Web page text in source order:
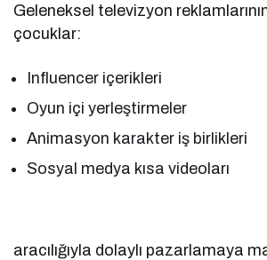
Geleneksel televizyon
çocuklar:
Influencer içerikleri
Oyun içi yerleştirmeler
Animasyon karakter iş birlikleri
Sosyal medya kısa videoları
aracılığıyla dolaylı pazarlamaya